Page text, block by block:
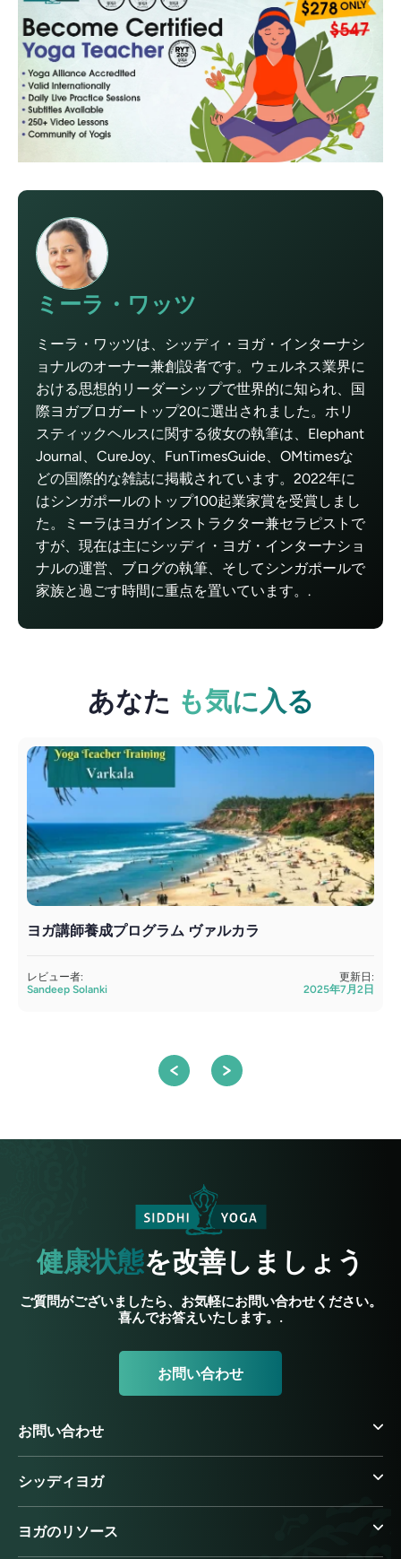
ミーラ・ワッツ
ミーラ・ワッツは、シッディ・ヨガ・インターナシ
ョナルのオーナー兼創設者です。ウェルネス業界に
おける思想的リーダーシップで世界的に知られ、国
際ヨガブロガートップ20に選出されました。ホリ
スティックヘルスに関する彼女の執筆は、Elephant
Journal、CureJoy、FunTimesGuide、OMtimesな
どの国際的な雑誌に掲載されています。2022年に
はシンガポールのトップ100起業家賞を受賞しまし
た。ミーラはヨガインストラクター兼セラピストで
すが、現在は主にシッディ・ヨガ・インターナショ
ナルの運営、ブログの執筆、そしてシンガポールで
家族と過ごす時間に重点を置いています。.
あなた も気に入る
ヨガ講師養成プログラム ヴァルカラ
レビュー者:
Sandeep Solanki
更新日:
2025年7月2日
健康状態を改善しましょう
ご質問がございましたら、お気軽にお問い合わせください。
喜んでお答えいたします。.
お問い合わせ
お問い合わせ
シッディヨガ
ヨガのリソース